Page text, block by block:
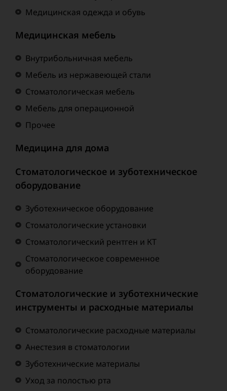
Медицинская одежда и обувь
Медицинская мебель
Внутрибольничная мебель
Мебель из нержавеющей стали
Стоматологическая мебель
Мебель для операционной
Прочее
Медицина для дома
Стоматологическое и зуботехническое
оборудование
Зуботехническое оборудование
Стоматологические установки
Стоматологический рентген и КТ
Стоматологическое современное
оборудование
Стоматологические и зуботехнические
инструменты и расходные материалы
Стоматологические расходные материалы
Анестезия в стоматологии
Зуботехнические материалы
Уход за полостью рта